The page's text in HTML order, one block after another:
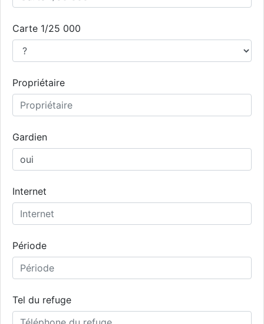
Carte 1/25 000
Propriétaire
Gardien
Internet
Période
Tel du refuge